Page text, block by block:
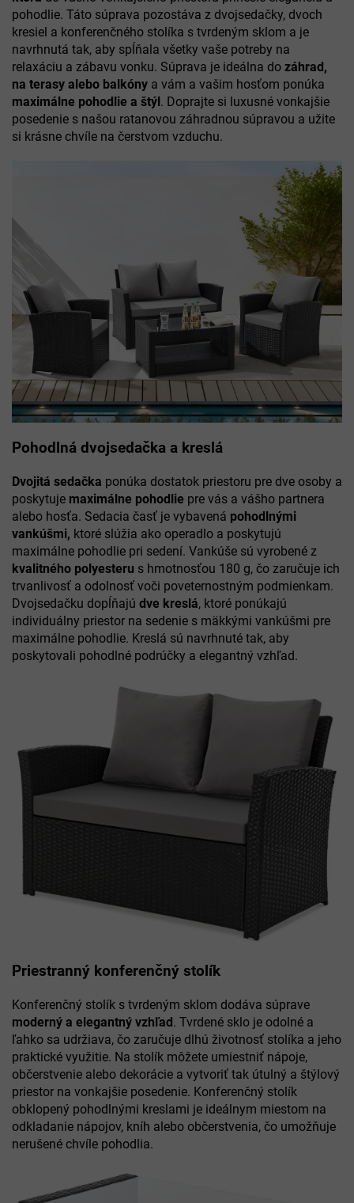
pohodlie. Táto súprava pozostáva z dvojsedačky, dvoch
kresiel a konferenčného stolíka s tvrdeným sklom a je
navrhnutá tak, aby spĺňala všetky vaše potreby na
relaxáciu a zábavu vonku. Súprava je ideálna do záhrad,
na terasy alebo balkóny a vám a vašim hosťom ponúka
maximálne pohodlie a štýl. Doprajte si luxusné vonkajšie
posedenie s našou ratanovou záhradnou súpravou a užite
si krásne chvíle na čerstvom vzduchu.
Pohodlná dvojsedačka a kreslá
Dvojitá sedačka ponúka dostatok priestoru pre dve osoby a
poskytuje maximálne pohodlie pre vás a vášho partnera
alebo hosťa. Sedacia časť je vybavená pohodlnými
vankúšmi, ktoré slúžia ako operadlo a poskytujú
maximálne pohodlie pri sedení. Vankúše sú vyrobené z
kvalitného polyesteru s hmotnosťou 180 g, čo zaručuje ich
trvanlivosť a odolnosť voči poveternostným podmienkam.
Dvojsedačku dopĺňajú dve kreslá, ktoré ponúkajú
individuálny priestor na sedenie s mäkkými vankúšmi pre
maximálne pohodlie. Kreslá sú navrhnuté tak, aby
poskytovali pohodlné podrúčky a elegantný vzhľad.
Priestranný konferenčný stolík
Konferenčný stolík s tvrdeným sklom dodáva súprave
moderný a elegantný vzhľad . Tvrdené sklo je odolné a
ľahko sa udržiava, čo zaručuje dlhú životnosť stolíka a jeho
praktické využitie. Na stolík môžete umiestniť nápoje,
občerstvenie alebo dekorácie a vytvoriť tak útulný a štýlový
priestor na vonkajšie posedenie. Konferenčný stolík
obklopený pohodlnými kreslami je ideálnym miestom na
odkladanie nápojov, kníh alebo občerstvenia, čo umožňuje
nerušené chvíle pohodlia.